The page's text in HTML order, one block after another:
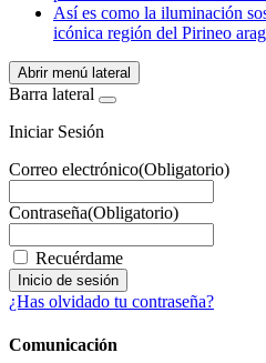
Así es como la iluminación
icónica región del Pirineo
Abrir menú lateral
Barra lateral
Iniciar Sesión
Correo electrónico(Obligatorio)
Contraseña(Obligatorio)
Recuérdame
¿Has olvidado tu contraseña?
Comunicación